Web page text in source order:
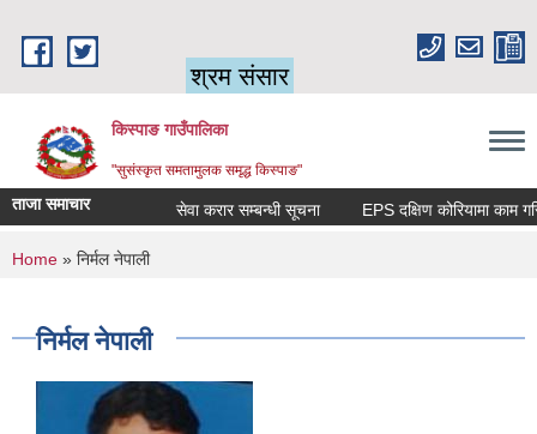
श्रम संसार
किस्पाङ गाउँपालिका
"सुसंस्कृत समतामुलक समृद्ध किस्पाङ"
ताजा समाचार सेवा करार सम्बन्धी सूचना
You are here
Home » निर्मल नेपाली
निर्मल नेपाली